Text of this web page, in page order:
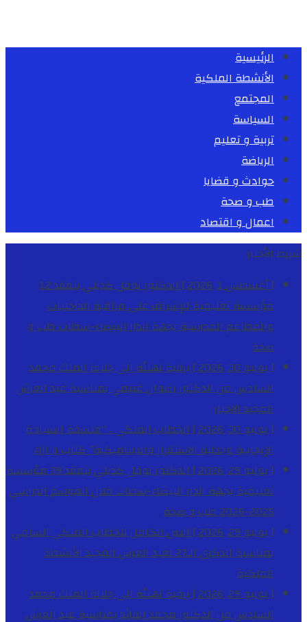
الرئيسية
الأنشطة الملكية
المجتمع
السياسة
تربية و تعليم
الرياضة
حوادث و قضايا
طب و صحة
اعمال و اقتصاد
شريط الأخبار
[ أغسطس 1, 2026 ]
الدكتور نوفل كديلي يتفقد 12
مؤسسة تعليمية للإشراف على مراقبة الداخليات
والمطاعم المدرسية بجهة الدار البيضاء-سطاتطب و
صحة
[ يوليو 30, 2026 ]
برقية تهنئة الى جلالة الملك محمد
السادس من الدكتور رضوان غنيمي بمناسبة عيد العرش
المجيدالاخبار
[ يوليو 30, 2026 ]
الخطاب الملكي .. “فلسفة السيادة
الإيجابية وجدلية الاستقرار والديناميكية”كتاب و اراء
[ يوليو 29, 2026 ]
الدكتور نوفل كديلي يتفقد 39 مؤسسة
تعليمية بجهة الدار البيضاء-سطات خلال الموسم الدراسي
2025-2026
طب و صحة
[ يوليو 29, 2026 ]
النص الكامل للخطاب الملكي السامي
بمناسبة الذكرى الـ27 لعيد العرش المجيد
الأنشطة
الملكية
[ يوليو 29, 2026 ]
برقية تهنئة الى جلالة الملك محمد
السادس من الدكتور محمد الفائد بمناسبة عيد العرش